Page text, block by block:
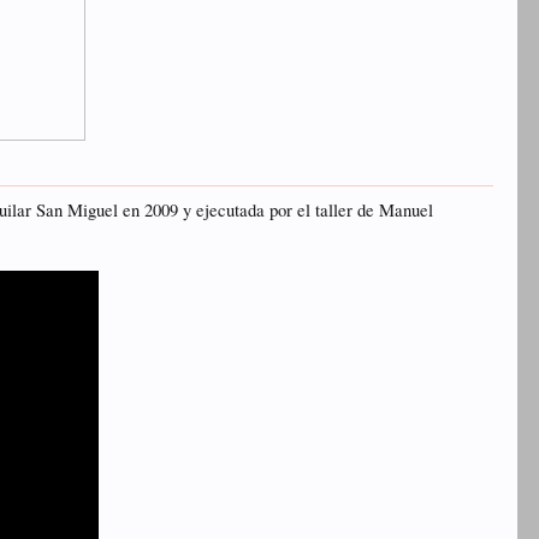
San Miguel en 2009 y ejecutada por el taller de Manuel